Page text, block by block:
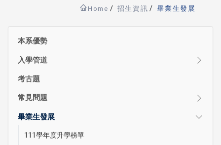
Home 招生資訊 畢業生發展
本系優勢
入學管道
考古題
常見問題
畢業生發展
111學年度升學榜單